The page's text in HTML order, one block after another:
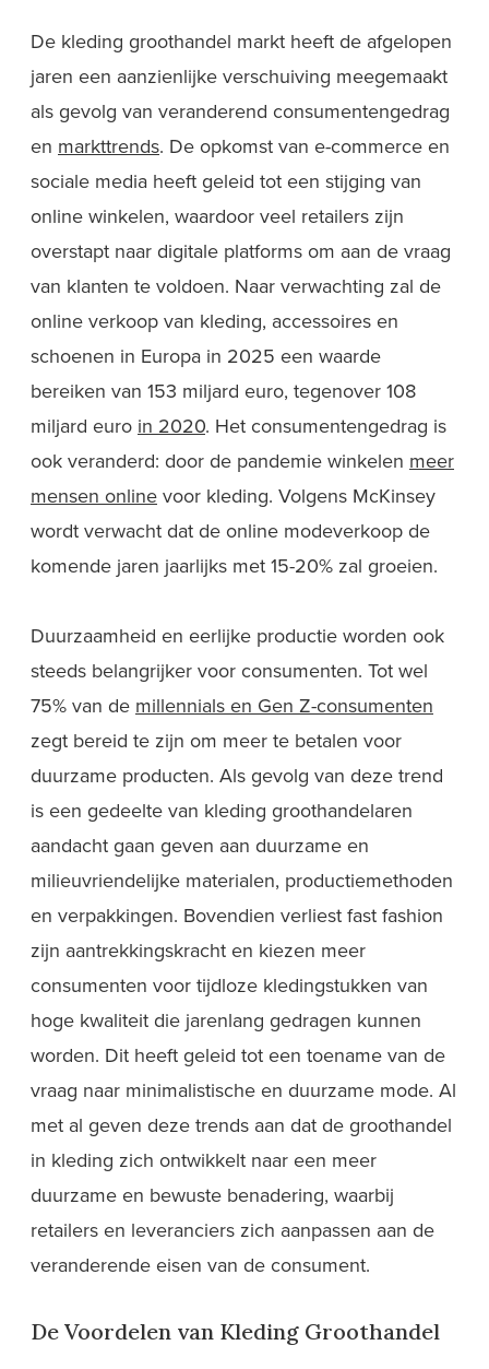
De kleding groothandel markt heeft de afgelopen
jaren een aanzienlijke verschuiving meegemaakt
als gevolg van veranderend consumentengedrag
en markttrends. De opkomst van e-commerce en
sociale media heeft geleid tot een stijging van
online winkelen, waardoor veel retailers zijn
overstapt naar digitale platforms om aan de vraag
van klanten te voldoen. Naar verwachting zal de
online verkoop van kleding, accessoires en
schoenen in Europa in 2025 een waarde
bereiken van 153 miljard euro, tegenover 108
miljard euro in 2020. Het consumentengedrag is
ook veranderd: door de pandemie winkelen meer
mensen online voor kleding. Volgens McKinsey
wordt verwacht dat de online modeverkoop de
komende jaren jaarlijks met 15-20% zal groeien.
Duurzaamheid en eerlijke productie worden ook
steeds belangrijker voor consumenten. Tot wel
75% van de millennials en Gen Z-consumenten
zegt bereid te zijn om meer te betalen voor
duurzame producten. Als gevolg van deze trend
is een gedeelte van kleding groothandelaren
aandacht gaan geven aan duurzame en
milieuvriendelijke materialen, productiemethoden
en verpakkingen. Bovendien verliest fast fashion
zijn aantrekkingskracht en kiezen meer
consumenten voor tijdloze kledingstukken van
hoge kwaliteit die jarenlang gedragen kunnen
worden. Dit heeft geleid tot een toename van de
vraag naar minimalistische en duurzame mode. Al
met al geven deze trends aan dat de groothandel
in kleding zich ontwikkelt naar een meer
duurzame en bewuste benadering, waarbij
retailers en leveranciers zich aanpassen aan de
veranderende eisen van de consument.
De Voordelen van Kleding Groothandel